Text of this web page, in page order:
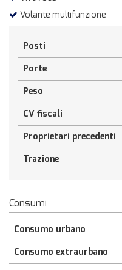
Volante multifunzione
Posti
Porte
Peso
CV fiscali
Proprietari precedenti
Trazione
Consumi
Consumo urbano
Consumo extraurbano